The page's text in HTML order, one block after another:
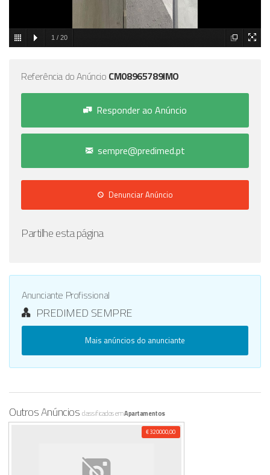
1 / 20
Referência do Anúncio CM08965789IMO
Responder ao Anúncio
sempre@predimed.pt
Denunciar Anúncio
Partilhe esta página
Anunciante Profissional
PREDIMED SEMPRE
Mais anúncios do anunciante
Outros Anúncios classificados emApartamentos
€ 320000,00